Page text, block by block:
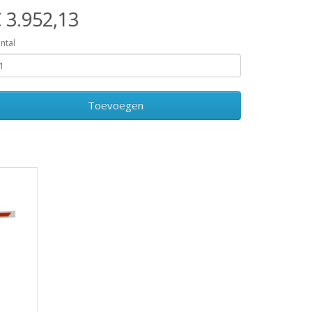
3.952,13
Toevoegen